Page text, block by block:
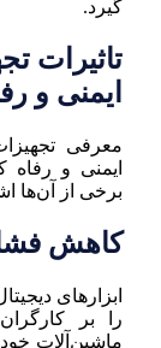
گیرد.
تاثیرات
ایمنی و
معرفی
ایمنی و رفاه
برخی از آن‌ها
کاهش
ابزارهای
را بر
ماشین‌آلات